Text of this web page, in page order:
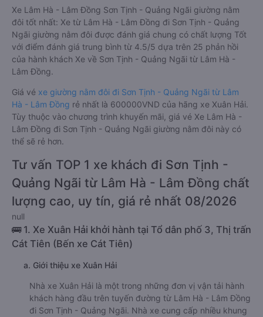
Xe Lâm Hà - Lâm Đồng Sơn Tịnh - Quảng Ngãi giường nằm
đôi tốt nhất: Xe từ Lâm Hà - Lâm Đồng đi Sơn Tịnh - Quảng
Ngãi giường nằm đôi được đánh giá chung có chất lượng Tốt
với điểm đánh giá trung bình từ 4.5/5 dựa trên 25 phản hồi
của hành khách Xe về Sơn Tịnh - Quảng Ngãi từ Lâm Hà -
Lâm Đồng.
Giá vé xe giường nằm đôi đi Sơn Tịnh - Quảng Ngãi từ Lâm
Hà - Lâm Đồng rẻ nhất là 600000VND của hãng xe Xuân Hải.
Tùy thuộc vào chương trình khuyến mãi, giá vé Xe Lâm Hà -
Lâm Đồng đi Sơn Tịnh - Quảng Ngãi giường nằm đôi này có
thể sẽ rẻ hơn.
Tư vấn TOP 1 xe khách đi Sơn Tịnh -
Quảng Ngãi từ Lâm Hà - Lâm Đồng chất
lượng cao, uy tín, giá rẻ nhất 08/2026
null
🚌 1. Xe Xuân Hải khởi hành tại Tổ dân phố 3, Thị trấn
Cát Tiên (Bến xe Cát Tiên)
a. Giới thiệu xe Xuân Hải
Nhà xe Xuân Hải là một trong những đơn vị vận tải hành
khách hàng đầu trên tuyến đường từ Lâm Hà - Lâm Đồng
đi Sơn Tịnh - Quảng Ngãi. Nhà xe cung cấp nhiều khung